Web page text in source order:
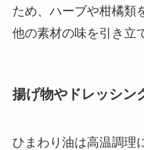
ため、ハーブや柑橘類
他の素材の味を引き立
揚げ物やドレッシン
ひまわり油は高温調理